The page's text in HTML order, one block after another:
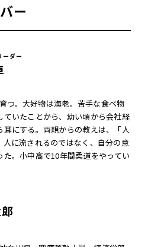
ー
ーダー
つ。大好物は海老。苦手な食べ物
いたことから、幼い頃から会社経
にする。両親からの教えは、「人
人に流されるのではなく、自分の意
。小中高で10年間柔道をやってい